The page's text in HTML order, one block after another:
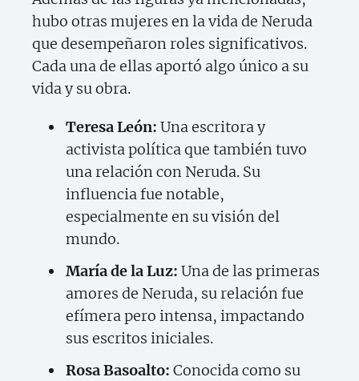
hubo otras mujeres en la vida de Neruda
que desempeñaron roles significativos.
Cada una de ellas aportó algo único a su
vida y su obra.
Teresa León: Una escritora y
activista política que también tuvo
una relación con Neruda. Su
influencia fue notable,
especialmente en su visión del
mundo.
María de la Luz: Una de las primeras
amores de Neruda, su relación fue
efímera pero intensa, impactando
sus escritos iniciales.
Rosa Basoalto: Conocida como su